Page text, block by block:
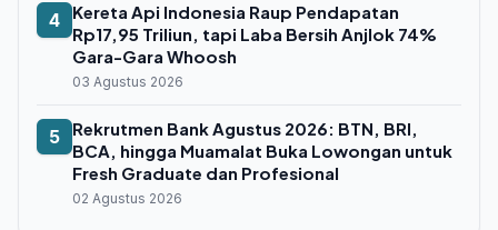
4
Kereta Api Indonesia Raup Pendapatan
Rp17,95 Triliun, tapi Laba Bersih Anjlok 74%
Gara-Gara Whoosh
03 Agustus 2026
5
Rekrutmen Bank Agustus 2026: BTN, BRI,
BCA, hingga Muamalat Buka Lowongan untuk
Fresh Graduate dan Profesional
02 Agustus 2026